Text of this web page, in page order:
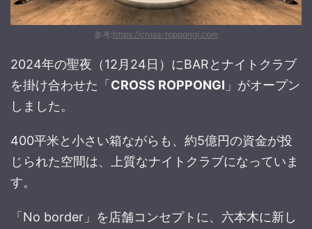
参考:https://cross-roppongi.com
2024年の聖夜（12月24日）にBARとナイトクラブ
を掛け合わせた「CROSS ROPPONGI 」がオープン
しました。
400平米と小さい箱ながらも、約5億円の資金が投
じられた空間は、上質なナイトクラブになっていま
す。
「No border」を店舗コンセプトに、六本木に新し